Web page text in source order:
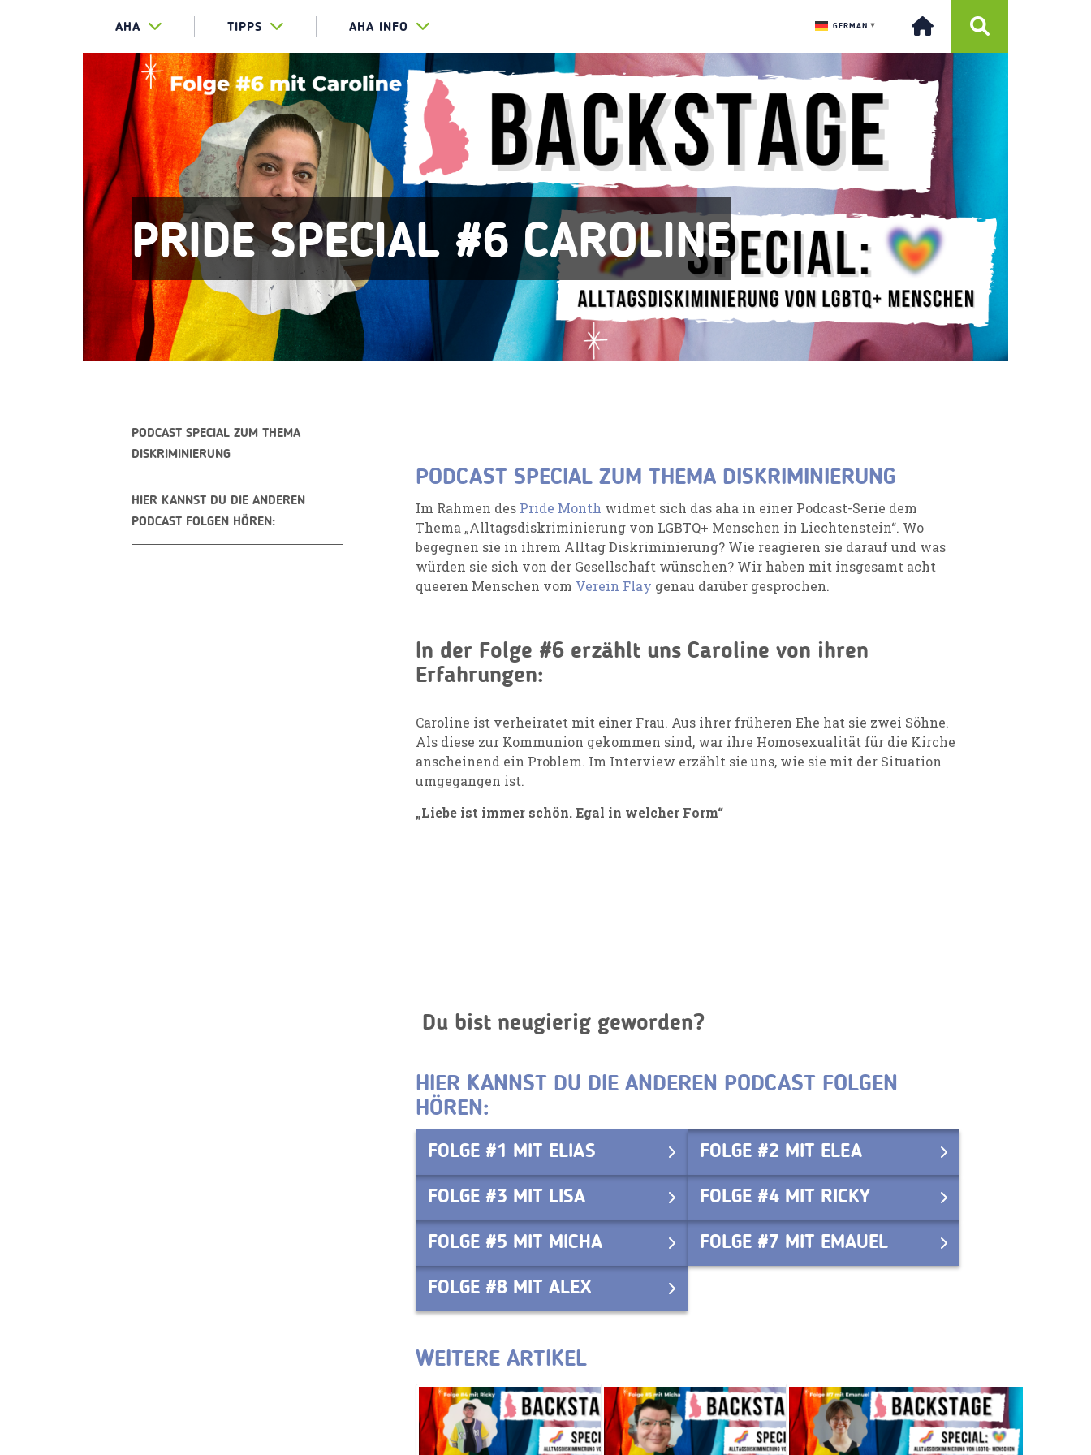
AHA TIPPS AHA INFO GERMAN ▼
PRIDE SPECIAL #6 CAROLINE
PODCAST SPECIAL ZUM THEMA
DISKRIMINIERUNG
HIER KANNST DU DIE ANDEREN
PODCAST FOLGEN HÖREN:
PODCAST SPECIAL ZUM THEMA DISKRIMINIERUNG
Im Rahmen des Pride Month widmet sich das aha in einer Podcast-Serie dem
Thema „Alltagsdiskriminierung von LGBTQ+ Menschen in Liechtenstein“. Wo
begegnen sie in ihrem Alltag Diskriminierung? Wie reagieren sie darauf und was
würden sie sich von der Gesellschaft wünschen? Wir haben mit insgesamt acht
queeren Menschen vom Verein Flay genau darüber gesprochen.
In der Folge #6 erzählt uns Caroline von ihren
Erfahrungen:
Caroline ist verheiratet mit einer Frau. Aus ihrer früheren Ehe hat sie zwei Söhne.
Als diese zur Kommunion gekommen sind, war ihre Homosexualität für die Kirche
anscheinend ein Problem. Im Interview erzählt sie uns, wie sie mit der Situation
umgegangen ist.
„Liebe ist immer schön. Egal in welcher Form“
Du bist neugierig geworden?
HIER KANNST DU DIE ANDEREN PODCAST FOLGEN
HÖREN:
FOLGE #1 MIT ELIAS FOLGE #2 MIT ELEA
FOLGE #3 MIT LISA FOLGE #4 MIT RICKY
FOLGE #5 MIT MICHA FOLGE #7 MIT EMAUEL
FOLGE #8 MIT ALEX
WEITERE ARTIKEL